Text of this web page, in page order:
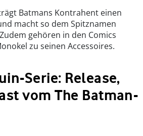
Batmans Kontrahent einen
macht so dem Spitznamen
gehören in den Comics
zu seinen Accessoires.
Serie: Release,
vom The Batman-